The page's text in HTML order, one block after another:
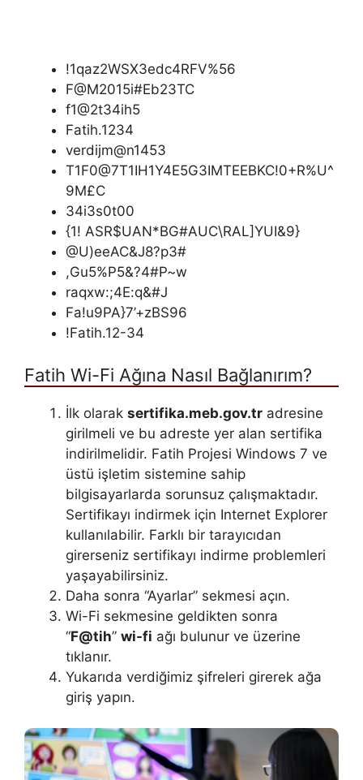
!1qaz2WSX3edc4RFV%56
F@M2015i#Eb23TC
f1@2t34ih5
Fatih.1234
verdijm@n1453
T1F0@7T1IH1Y4E5G3IMTEEBKC!0+R%U^
9M£C
34i3s0t00
{1! ASR$UAN*BG#AUC\RAL]YUI&9}
@U)eeAC&J8?p3#
,Gu5%P5&?4#P~w
raqxw:;4E:q&#J
Fa!u9PA}7’+zBS96
!Fatih.12-34
Fatih Wi-Fi Ağına Nasıl Bağlanırım?
İlk olarak sertifika.meb.gov.tr adresine
girilmeli ve bu adreste yer alan sertifika
indirilmelidir. Fatih Projesi Windows 7 ve
üstü işletim sistemine sahip
bilgisayarlarda sorunsuz çalışmaktadır.
Sertifikayı indirmek için Internet Explorer
kullanılabilir. Farklı bir tarayıcıdan
girerseniz sertifikayı indirme problemleri
yaşayabilirsiniz.
Daha sonra “Ayarlar” sekmesi açın.
Wi-Fi sekmesine geldikten sonra
“F@tih” wi-fi ağı bulunur ve üzerine
tıklanır.
Yukarıda verdiğimiz şifreleri girerek ağa
giriş yapın.